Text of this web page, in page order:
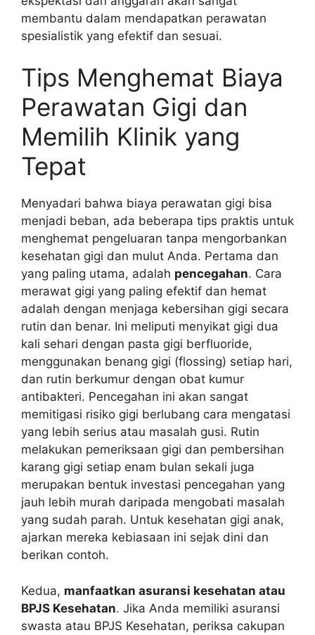
membantu dalam mendapatkan perawatan
spesialistik yang efektif dan sesuai.
Tips Menghemat Biaya
Perawatan Gigi dan
Memilih Klinik yang
Tepat
Menyadari bahwa biaya perawatan gigi bisa
menjadi beban, ada beberapa tips praktis untuk
menghemat pengeluaran tanpa mengorbankan
kesehatan gigi dan mulut Anda. Pertama dan
yang paling utama, adalah pencegahan. Cara
merawat gigi yang paling efektif dan hemat
adalah dengan menjaga kebersihan gigi secara
rutin dan benar. Ini meliputi menyikat gigi dua
kali sehari dengan pasta gigi berfluoride,
menggunakan benang gigi (flossing) setiap hari,
dan rutin berkumur dengan obat kumur
antibakteri. Pencegahan ini akan sangat
memitigasi risiko gigi berlubang cara mengatasi
yang lebih serius atau masalah gusi. Rutin
melakukan pemeriksaan gigi dan pembersihan
karang gigi setiap enam bulan sekali juga
merupakan bentuk investasi pencegahan yang
jauh lebih murah daripada mengobati masalah
yang sudah parah. Untuk kesehatan gigi anak,
ajarkan mereka kebiasaan ini sejak dini dan
berikan contoh.
Kedua, manfaatkan asuransi kesehatan atau
BPJS Kesehatan. Jika Anda memiliki asuransi
swasta atau BPJS Kesehatan, periksa cakupan